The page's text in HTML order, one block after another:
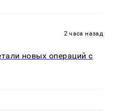
2 часа назад
новых операций с